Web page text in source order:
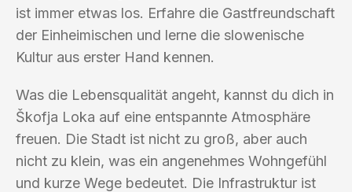
ist immer etwas los. Erfahre die Gastfreundschaft
der Einheimischen und lerne die slowenische
Kultur aus erster Hand kennen.
Was die Lebensqualität angeht, kannst du dich in
Škofja Loka auf eine entspannte Atmosphäre
freuen. Die Stadt ist nicht zu groß, aber auch
nicht zu klein, was ein angenehmes Wohngefühl
und kurze Wege bedeutet. Die Infrastruktur ist